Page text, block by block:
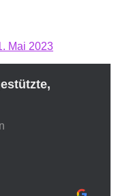
Mai 2023